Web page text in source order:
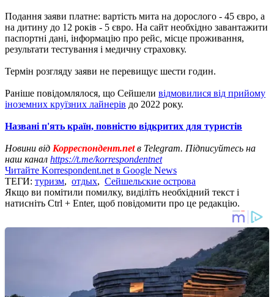
Подання заяви платне: вартість мита на дорослого - 45 євро, а
на дитину до 12 років - 5 євро. На сайт необхідно завантажити
паспортні дані, інформацію про рейс, місце проживання,
результати тестування і медичну страховку.
Термін розгляду заяви не перевищує шести годин.
Раніше повідомлялося, що Сейшели відмовилися від прийому
іноземних круїзних лайнерів до 2022 року.
Названі п'ять країн, повністю відкритих для туристів
Новини від Корреспондент.netв Telegram. Підписуйтесь на
наш канал https://t.me/korrespondentnet
Читайте Korrespondent.net в Google News
ТЕГИ: туризм, отдых, Сейшельские острова
Якщо ви помітили помилку, виділіть необхідний текст і
натисніть Ctrl + Enter, щоб повідомити про це редакцію.